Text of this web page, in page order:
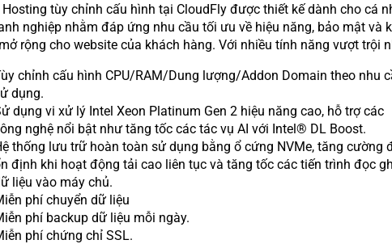
Hosting tùy chỉnh cấu hình tại CloudFly được thiết kế dành cho cá
nghiệp nhằm đáp ứng nhu cầu tối ưu về hiệu năng, bảo mật và
rộng cho website của khách hàng. Với nhiều tính năng vượt trội
chỉnh cấu hình CPU/RAM/Dung lượng/Addon Domain theo nhu
dụng.
dụng vi xử lý Intel Xeon Platinum Gen 2 hiệu năng cao, hỗ trợ các
nghệ nổi bật như tăng tốc các tác vụ AI với Intel® DL Boost.
thống lưu trữ hoàn toàn sử dụng bằng ổ cứng NVMe, tăng cường
định khi hoạt động tải cao liên tục và tăng tốc các tiến trình đọc
liệu vào máy chủ.
phí chuyển dữ liệu
phí backup dữ liệu mỗi ngày.
phí chứng chỉ SSL.